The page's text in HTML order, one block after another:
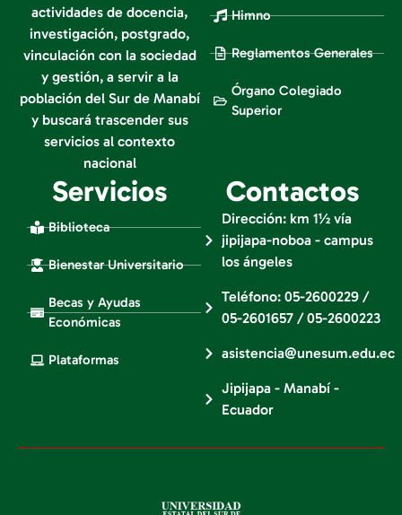
actividades de docencia,
investigación, postgrado,
vinculación con la sociedad
y gestión, a servir a la
población del Sur de Manabí
y buscará trascender sus
servicios al contexto
nacional
Himno
Reglamentos Generales
Órgano Colegiado
Superior
Servicios
Biblioteca
Bienestar Universitario
Becas y Ayudas
Económicas
Plataformas
Contactos
Dirección: km 1½ vía
jipijapa-noboa - campus
los ángeles
Teléfono: 05-2600229 /
05-2601657 / 05-2600223
asistencia@unesum.edu.ec
Jipijapa - Manabí -
Ecuador